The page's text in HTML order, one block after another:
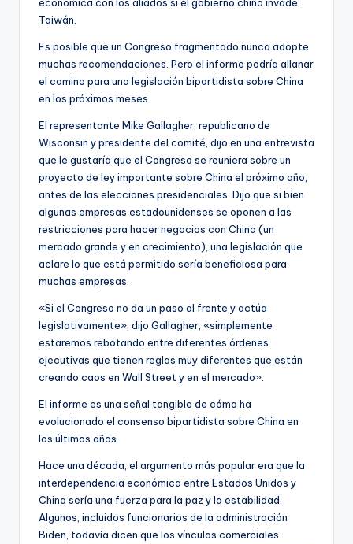
Taiwán.
Es posible que un Congreso fragmentado nunca adopte
muchas recomendaciones. Pero el informe podría allanar
el camino para una legislación bipartidista sobre China
en los próximos meses.
El representante Mike Gallagher, republicano de
Wisconsin y presidente del comité, dijo en una entrevista
que le gustaría que el Congreso se reuniera sobre un
proyecto de ley importante sobre China el próximo año,
antes de las elecciones presidenciales. Dijo que si bien
algunas empresas estadounidenses se oponen a las
restricciones para hacer negocios con China (un
mercado grande y en crecimiento), una legislación que
aclare lo que está permitido sería beneficiosa para
muchas empresas.
«Si el Congreso no da un paso al frente y actúa
legislativamente», dijo Gallagher, «simplemente
estaremos rebotando entre diferentes órdenes
ejecutivas que tienen reglas muy diferentes que están
creando caos en Wall Street y en el mercado».
El informe es una señal tangible de cómo ha
evolucionado el consenso bipartidista sobre China en
los últimos años.
Hace una década, el argumento más popular era que la
interdependencia económica entre Estados Unidos y
China sería una fuerza para la paz y la estabilidad.
Algunos, incluidos funcionarios de la administración
Biden, todavía dicen que los vínculos comerciales